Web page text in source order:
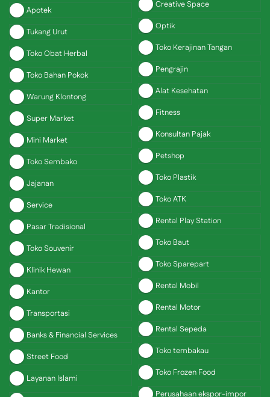
Apotek
Tukang Urut
Toko Obat Herbal
Toko Bahan Pokok
Warung Klontong
Super Market
Mini Market
Toko Sembako
Jajanan
Service
Pasar Tradisional
Toko Souvenir
Klinik Hewan
Kantor
Transportasi
Banks & Financial Services
Street Food
Layanan Islami
Creative Space
Optik
Toko Kerajinan Tangan
Pengrajin
Alat Kesehatan
Fitness
Konsultan Pajak
Petshop
Toko Plastik
Toko ATK
Rental Play Station
Toko Baut
Toko Sparepart
Rental Mobil
Rental Motor
Rental Sepeda
Toko tembakau
Toko Frozen Food
Perusahaan ekspor-impor